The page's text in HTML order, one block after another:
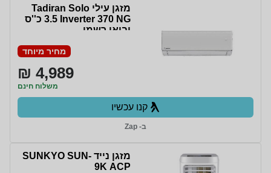
מזגן עילי Tadiran Solo
Inverter 370 NG ‏3.5 ‏כ''ס
יבואן רשמי
מחיר מיוחד
4,989 ₪
משלוח חינם
קנו עכשיו
ב- Zap
מזגן נייד SUNKYO SUN-
9K ACP